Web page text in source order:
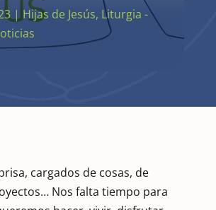
|Hijas de Jesús, Liturgia -
cargados de cosas, de
Nos falta tiempo para